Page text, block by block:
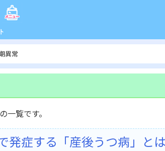
異常
一覧です。
発症する「産後うつ病」と